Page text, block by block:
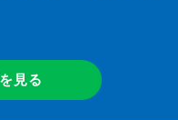
見る